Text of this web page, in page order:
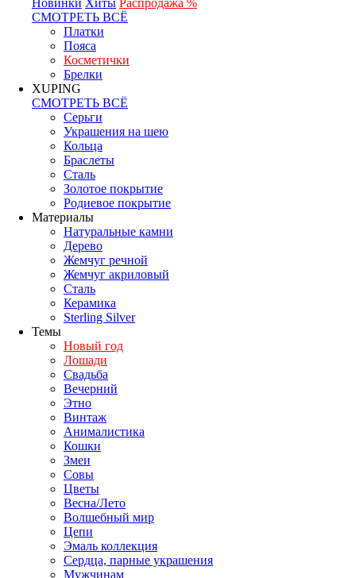
Новинки Хиты Распродажа %
СМОТРЕТЬ ВСЁ
Платки
Пояса
Косметички
Брелки
XUPING
СМОТРЕТЬ ВСЁ
Серьги
Украшения на шею
Кольца
Браслеты
Сталь
Золотое покрытие
Родиевое покрытие
Материалы
Натуральные камни
Дерево
Жемчуг речной
Жемчуг акриловый
Сталь
Керамика
Sterling Silver
Темы
Новый год
Лошади
Свадьба
Вечерний
Этно
Винтаж
Анималистика
Кошки
Змеи
Совы
Цветы
Весна/Лето
Волшебный мир
Цепи
Эмаль коллекция
Сердца, парные украшения
Мужчинам